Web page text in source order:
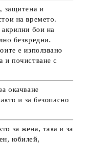
защитена и
на времето.
акрилни бои на
безвредни.
е използвано
и почистване с
окачване
и за безопасно
за жена, така и за
юбилей,